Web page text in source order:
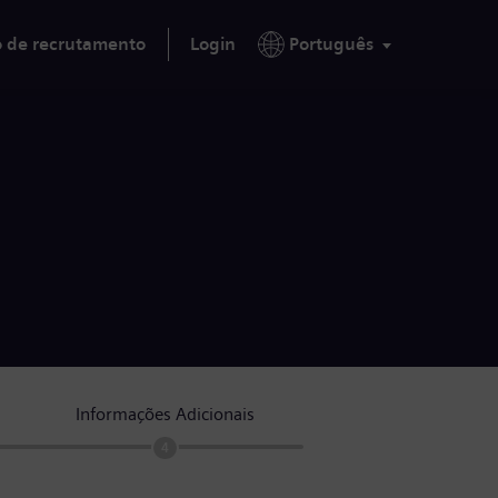
de recrutamento Login Português
Informações Adicionais